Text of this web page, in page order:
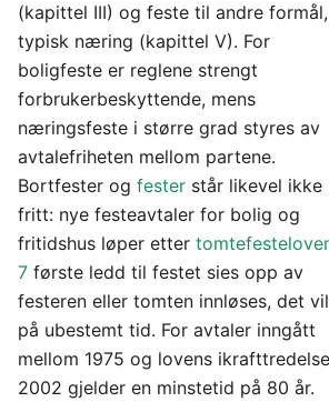
(kapittel III) og feste til andre formål,
typisk næring (kapittel V). For
boligfeste er reglene strengt
forbrukerbeskyttende, mens
næringsfeste i større grad styres av
avtalefriheten mellom partene.
Bortfester og fester står likevel ikke
fritt: nye festeavtaler for bolig og
fritidshus løper etter
7 første ledd til festet sies opp av
festeren eller tomten innløses, det
på ubestemt tid. For avtaler inngått
mellom 1975 og lovens
2002 gjelder en minstetid på 80 år.